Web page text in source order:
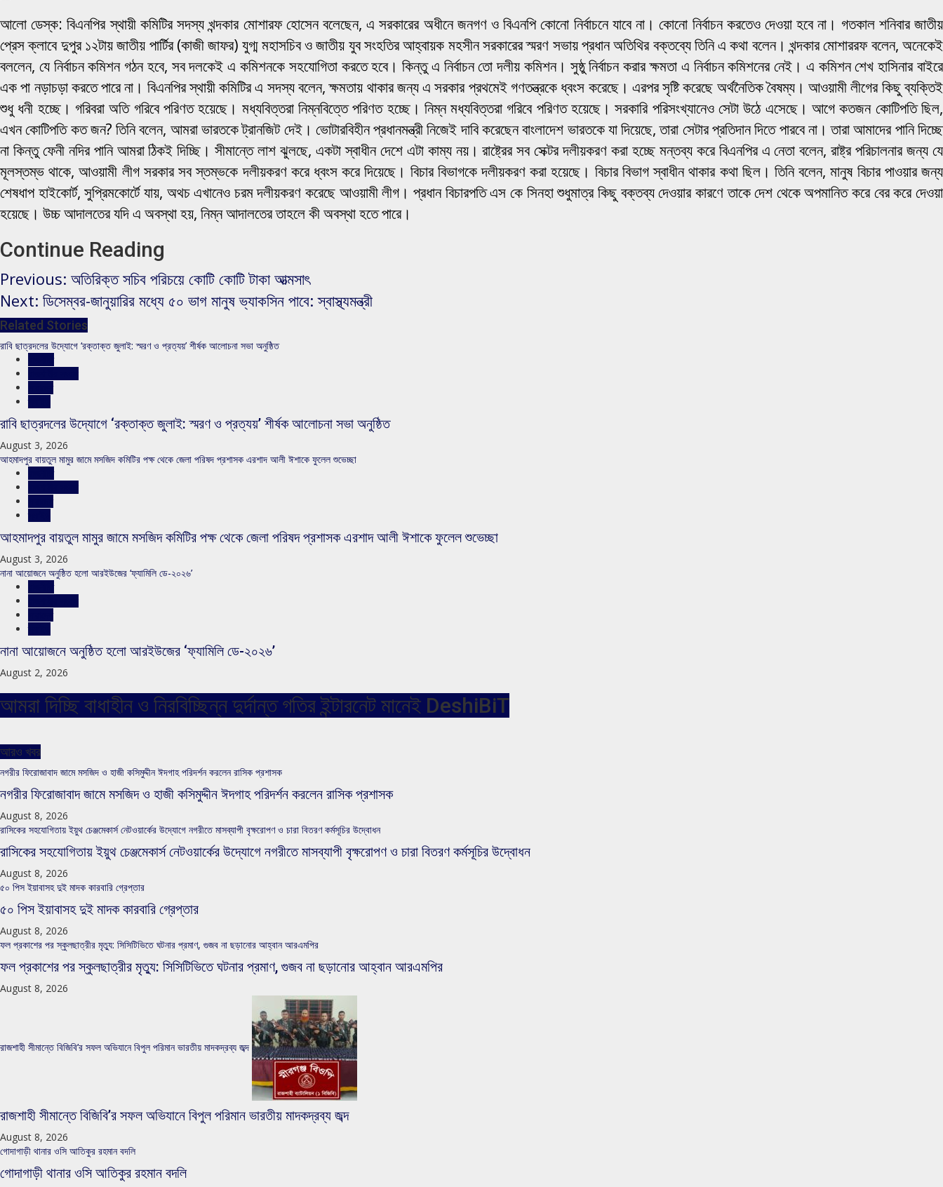
আলো ডেস্ক: বিএনপির স্থায়ী কমিটির সদস্য খন্দকার মোশারফ হোসেন বলেছেন, এ সরকারের অধীনে জনগণ ও বিএনপি কোনো নির্বাচনে যাবে না। কোনো নির্বাচন করতেও দেওয়া হবে না। গতকাল শনিবার জাতীয়
প্রেস ক্লাবে দুপুর ১২টায় জাতীয় পার্টির (কাজী জাফর) যুগ্ম মহাসচিব ও জাতীয় যুব সংহতির আহ্বায়ক মহসীন সরকারের স্মরণ সভায় প্রধান অতিথির বক্তব্যে তিনি এ কথা বলেন। খন্দকার মোশাররফ বলেন, অনেকেই
বললেন, যে নির্বাচন কমিশন গঠন হবে, সব দলকেই এ কমিশনকে সহযোগিতা করতে হবে। কিন্তু এ নির্বাচন তো দলীয় কমিশন। সুষ্ঠু নির্বাচন করার ক্ষমতা এ নির্বাচন কমিশনের নেই। এ কমিশন শেখ হাসিনার বাইরে
এক পা নড়াচড়া করতে পারে না। বিএনপির স্থায়ী কমিটির এ সদস্য বলেন, ক্ষমতায় থাকার জন্য এ সরকার প্রথমেই গণতন্ত্রকে ধ্বংস করেছে। এরপর সৃষ্টি করেছে অর্থনৈতিক বৈষম্য। আওয়ামী লীগের কিছু ব্যক্তিই
শুধু ধনী হচ্ছে। গরিবরা অতি গরিবে পরিণত হয়েছে। মধ্যবিত্তরা নিম্নবিত্তে পরিণত হচ্ছে। নিম্ন মধ্যবিত্তরা গরিবে পরিণত হয়েছে। সরকারি পরিসংখ্যানেও সেটা উঠে এসেছে। আগে কতজন কোটিপতি ছিল,
এখন কোটিপতি কত জন? তিনি বলেন, আমরা ভারতকে ট্রানজিট দেই। ভোটারবিহীন প্রধানমন্ত্রী নিজেই দাবি করেছেন বাংলাদেশ ভারতকে যা দিয়েছে, তারা সেটার প্রতিদান দিতে পারবে না। তারা আমাদের পানি দিচ্ছে
না কিন্তু ফেনী নদির পানি আমরা ঠিকই দিচ্ছি। সীমান্তে লাশ ঝুলছে, একটা স্বাধীন দেশে এটা কাম্য নয়। রাষ্ট্রের সব সেক্টর দলীয়করণ করা হচ্ছে মন্তব্য করে বিএনপির এ নেতা বলেন, রাষ্ট্র পরিচালনার জন্য যে
মূলস্তম্ভ থাকে, আওয়ামী লীগ সরকার সব স্তম্ভকে দলীয়করণ করে ধ্বংস করে দিয়েছে। বিচার বিভাগকে দলীয়করণ করা হয়েছে। বিচার বিভাগ স্বাধীন থাকার কথা ছিল। তিনি বলেন, মানুষ বিচার পাওয়ার জন্য
শেষধাপ হাইকোর্ট, সুপ্রিমকোর্টে যায়, অথচ এখানেও চরম দলীয়করণ করেছে আওয়ামী লীগ। প্রধান বিচারপতি এস কে সিনহা শুধুমাত্র কিছু বক্তব্য দেওয়ার কারণে তাকে দেশ থেকে অপমানিত করে বের করে দেওয়া
হয়েছে। উচ্চ আদালতের যদি এ অবস্থা হয়, নিম্ন আদালতের তাহলে কী অবস্থা হতে পারে।
Continue Reading
Previous: অতিরিক্ত সচিব পরিচয়ে কোটি কোটি টাকা আত্মসাৎ
Next: ডিসেম্বর-জানুয়ারির মধ্যে ৫০ ভাগ মানুষ ভ্যাকসিন পাবে: স্বাস্থ্যমন্ত্রী
Related Stories
রাবি ছাত্রদলের উদ্যোগে ‘রক্তাক্ত জুলাই: স্মরণ ও প্রত্যয়’ শীর্ষক আলোচনা সভা অনুষ্ঠিত
রাবি ছাত্রদলের উদ্যোগে ‘রক্তাক্ত জুলাই: স্মরণ ও প্রত্যয়’ শীর্ষক আলোচনা সভা অনুষ্ঠিত
August 3, 2026
আহমাদপুর বায়তুল মামুর জামে মসজিদ কমিটির পক্ষ থেকে জেলা পরিষদ প্রশাসক এরশাদ আলী ঈশাকে ফুলেল শুভেচ্ছা
আহমাদপুর বায়তুল মামুর জামে মসজিদ কমিটির পক্ষ থেকে জেলা পরিষদ প্রশাসক এরশাদ আলী ঈশাকে ফুলেল শুভেচ্ছা
August 3, 2026
নানা আয়োজনে অনুষ্ঠিত হলো আরইউজের ‘ফ্যামিলি ডে-২০২৬’
নানা আয়োজনে অনুষ্ঠিত হলো আরইউজের ‘ফ্যামিলি ডে-২০২৬’
August 2, 2026
আমরা দিচ্ছি বাধাহীন ও নিরবিচ্ছিন্ন দুর্দান্ত গতির ইন্টারনেট মানেই DeshiBiT
আরও খবর
নগরীর ফিরোজাবাদ জামে মসজিদ ও হাজী কসিমুদ্দীন ঈদগাহ পরিদর্শন করলেন রাসিক প্রশাসক
নগরীর ফিরোজাবাদ জামে মসজিদ ও হাজী কসিমুদ্দীন ঈদগাহ পরিদর্শন করলেন রাসিক প্রশাসক
August 8, 2026
রাসিকের সহযোগিতায় ইয়ুথ চেঞ্জমেকার্স নেটওয়ার্কের উদ্যোগে নগরীতে মাসব্যাপী বৃক্ষরোপণ ও চারা বিতরণ কর্মসূচির উদ্বোধন
রাসিকের সহযোগিতায় ইয়ুথ চেঞ্জমেকার্স নেটওয়ার্কের উদ্যোগে নগরীতে মাসব্যাপী বৃক্ষরোপণ ও চারা বিতরণ কর্মসূচির উদ্বোধন
August 8, 2026
৫০ পিস ইয়াবাসহ দুই মাদক কারবারি গ্রেপ্তার
৫০ পিস ইয়াবাসহ দুই মাদক কারবারি গ্রেপ্তার
August 8, 2026
ফল প্রকাশের পর স্কুলছাত্রীর মৃত্যু: সিসিটিভিতে ঘটনার প্রমাণ, গুজব না ছড়ানোর আহ্বান আরএমপির
ফল প্রকাশের পর স্কুলছাত্রীর মৃত্যু: সিসিটিভিতে ঘটনার প্রমাণ, গুজব না ছড়ানোর আহ্বান আরএমপির
August 8, 2026
রাজশাহী সীমান্তে বিজিবি’র সফল অভিযানে বিপুল পরিমান ভারতীয় মাদকদ্রব্য জব্দ
রাজশাহী সীমান্তে বিজিবি’র সফল অভিযানে বিপুল পরিমান ভারতীয় মাদকদ্রব্য জব্দ
August 8, 2026
গোদাগাড়ী থানার ওসি আতিকুর রহমান বদলি
গোদাগাড়ী থানার ওসি আতিকুর রহমান বদলি